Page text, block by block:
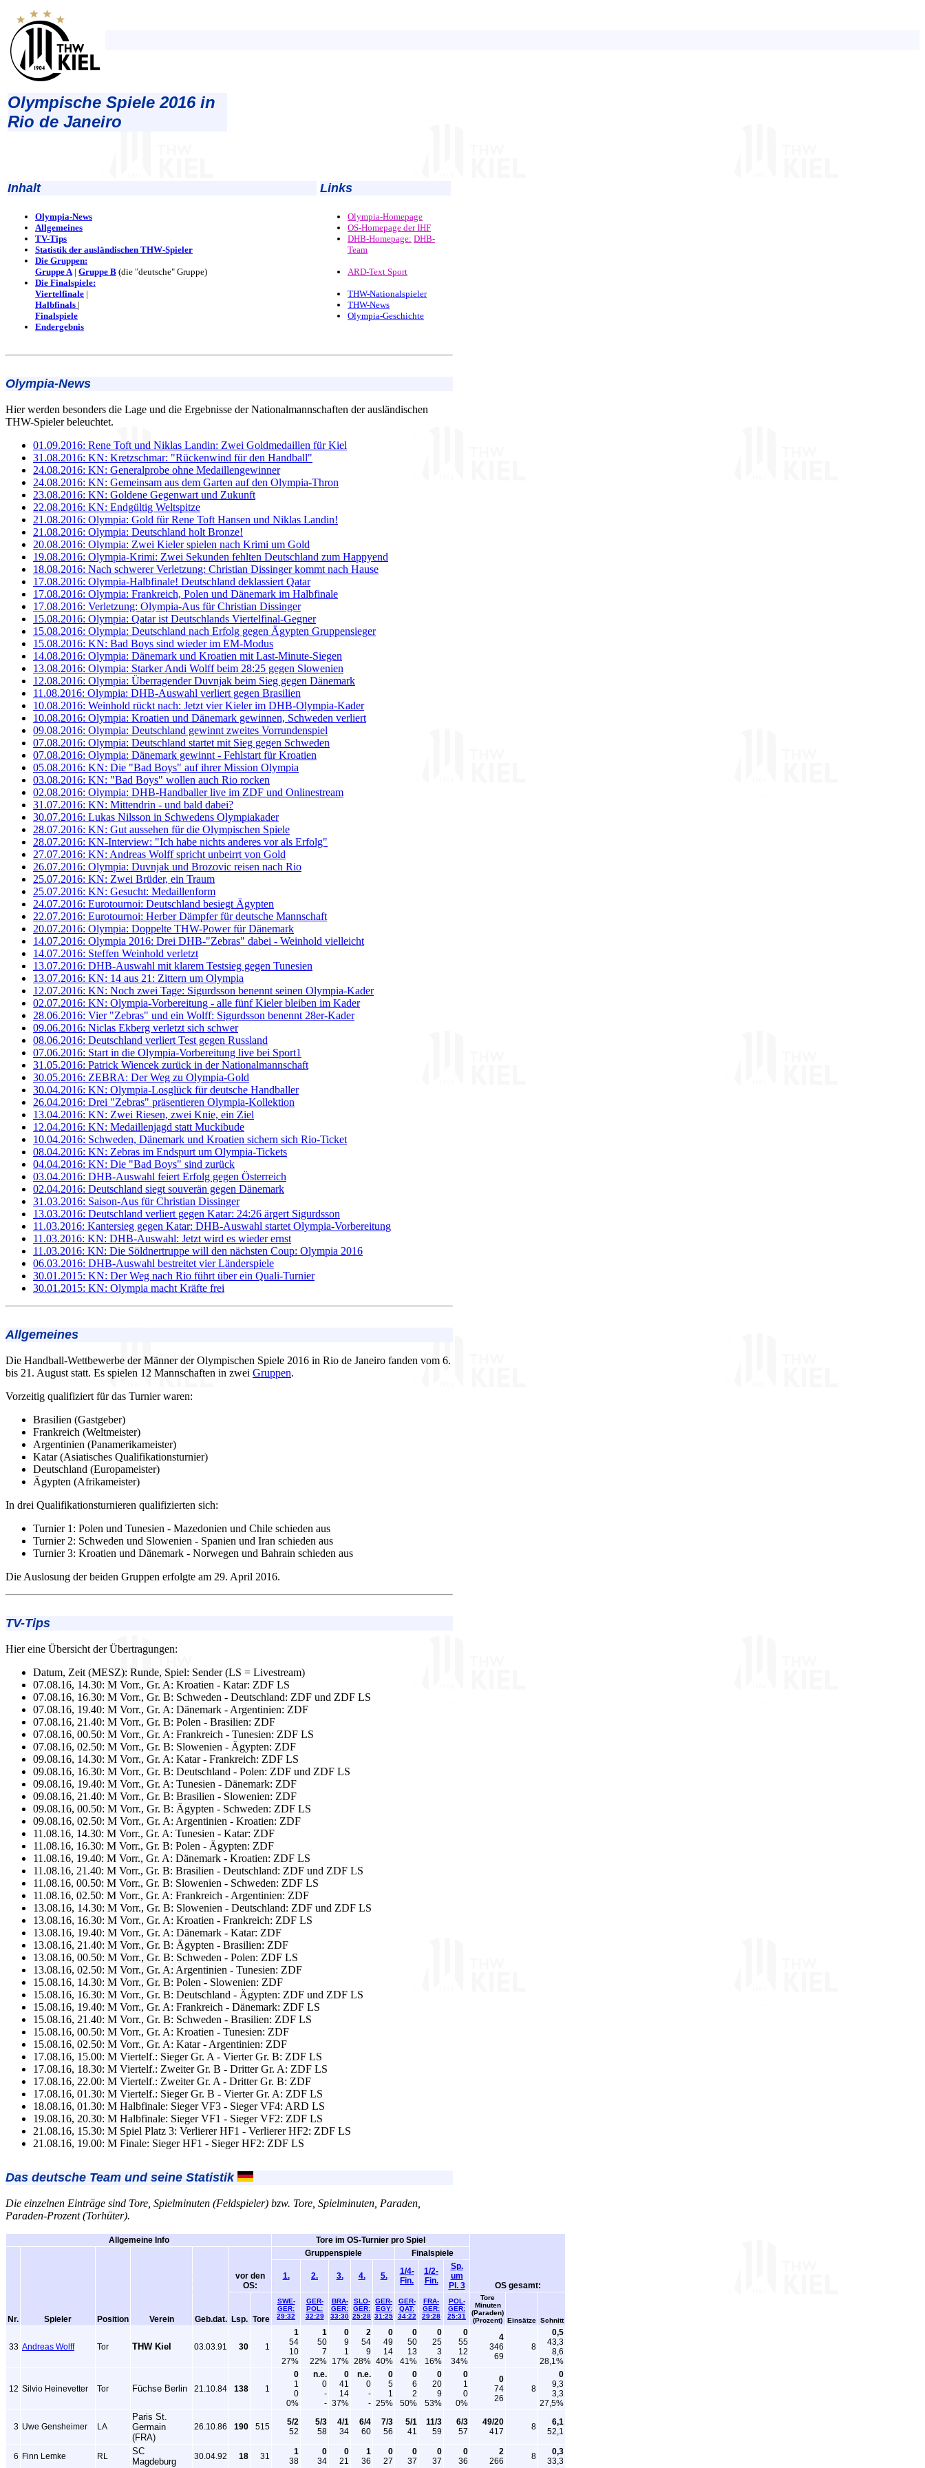
Olympische Spiele 2016 in
Rio de Janeiro
Inhalt Links
Olympia-News
Allgemeines
TV-Tips
Statistik der ausländischen THW-Spieler
Die Gruppen:
Gruppe A| Gruppe B (die "deutsche" Gruppe)
Die Finalspiele:
Viertelfinale |
Halbfinals |
Finalspiele
Endergebnis
Olympia-Homepage
OS-Homepage der IHF
DHB-Homepage: DHB-
Team
ARD-Text Sport
THW-Nationalspieler
THW-News
Olympia-Geschichte
Olympia-News
Hier werden besonders die Lage und die Ergebnisse der Nationalmannschaften der ausländischen
THW-Spieler beleuchtet.
01.09.2016: Rene Toft und Niklas Landin: Zwei Goldmedaillen für Kiel
31.08.2016: KN: Kretzschmar: "Rückenwind für den Handball"
24.08.2016: KN: Generalprobe ohne Medaillengewinner
24.08.2016: KN: Gemeinsam aus dem Garten auf den Olympia-Thron
23.08.2016: KN: Goldene Gegenwart und Zukunft
22.08.2016: KN: Endgültig Weltspitze
21.08.2016: Olympia: Gold für Rene Toft Hansen und Niklas Landin!
21.08.2016: Olympia: Deutschland holt Bronze!
20.08.2016: Olympia: Zwei Kieler spielen nach Krimi um Gold
19.08.2016: Olympia-Krimi: Zwei Sekunden fehlten Deutschland zum Happyend
18.08.2016: Nach schwerer Verletzung: Christian Dissinger kommt nach Hause
17.08.2016: Olympia-Halbfinale! Deutschland deklassiert Qatar
17.08.2016: Olympia: Frankreich, Polen und Dänemark im Halbfinale
17.08.2016: Verletzung: Olympia-Aus für Christian Dissinger
15.08.2016: Olympia: Qatar ist Deutschlands Viertelfinal-Gegner
15.08.2016: Olympia: Deutschland nach Erfolg gegen Ägypten Gruppensieger
15.08.2016: KN: Bad Boys sind wieder im EM-Modus
14.08.2016: Olympia: Dänemark und Kroatien mit Last-Minute-Siegen
13.08.2016: Olympia: Starker Andi Wolff beim 28:25 gegen Slowenien
12.08.2016: Olympia: Überragender Duvnjak beim Sieg gegen Dänemark
11.08.2016: Olympia: DHB-Auswahl verliert gegen Brasilien
10.08.2016: Weinhold rückt nach: Jetzt vier Kieler im DHB-Olympia-Kader
10.08.2016: Olympia: Kroatien und Dänemark gewinnen, Schweden verliert
09.08.2016: Olympia: Deutschland gewinnt zweites Vorrundenspiel
07.08.2016: Olympia: Deutschland startet mit Sieg gegen Schweden
07.08.2016: Olympia: Dänemark gewinnt - Fehlstart für Kroatien
05.08.2016: KN: Die "Bad Boys" auf ihrer Mission Olympia
03.08.2016: KN: "Bad Boys" wollen auch Rio rocken
02.08.2016: Olympia: DHB-Handballer live im ZDF und Onlinestream
31.07.2016: KN: Mittendrin - und bald dabei?
30.07.2016: Lukas Nilsson in Schwedens Olympiakader
28.07.2016: KN: Gut aussehen für die Olympischen Spiele
28.07.2016: KN-Interview: "Ich habe nichts anderes vor als Erfolg"
27.07.2016: KN: Andreas Wolff spricht unbeirrt von Gold
26.07.2016: Olympia: Duvnjak und Brozovic reisen nach Rio
25.07.2016: KN: Zwei Brüder, ein Traum
25.07.2016: KN: Gesucht: Medaillenform
24.07.2016: Eurotournoi: Deutschland besiegt Ägypten
22.07.2016: Eurotournoi: Herber Dämpfer für deutsche Mannschaft
20.07.2016: Olympia: Doppelte THW-Power für Dänemark
14.07.2016: Olympia 2016: Drei DHB-"Zebras" dabei - Weinhold vielleicht
14.07.2016: Steffen Weinhold verletzt
13.07.2016: DHB-Auswahl mit klarem Testsieg gegen Tunesien
13.07.2016: KN: 14 aus 21: Zittern um Olympia
12.07.2016: KN: Noch zwei Tage: Sigurdsson benennt seinen Olympia-Kader
02.07.2016: KN: Olympia-Vorbereitung - alle fünf Kieler bleiben im Kader
28.06.2016: Vier "Zebras" und ein Wolff: Sigurdsson benennt 28er-Kader
09.06.2016: Niclas Ekberg verletzt sich schwer
08.06.2016: Deutschland verliert Test gegen Russland
07.06.2016: Start in die Olympia-Vorbereitung live bei Sport1
31.05.2016: Patrick Wiencek zurück in der Nationalmannschaft
30.05.2016: ZEBRA: Der Weg zu Olympia-Gold
30.04.2016: KN: Olympia-Losglück für deutsche Handballer
26.04.2016: Drei "Zebras" präsentieren Olympia-Kollektion
13.04.2016: KN: Zwei Riesen, zwei Knie, ein Ziel
12.04.2016: KN: Medaillenjagd statt Muckibude
10.04.2016: Schweden, Dänemark und Kroatien sichern sich Rio-Ticket
08.04.2016: KN: Zebras im Endspurt um Olympia-Tickets
04.04.2016: KN: Die "Bad Boys" sind zurück
03.04.2016: DHB-Auswahl feiert Erfolg gegen Österreich
02.04.2016: Deutschland siegt souverän gegen Dänemark
31.03.2016: Saison-Aus für Christian Dissinger
13.03.2016: Deutschland verliert gegen Katar: 24:26 ärgert Sigurdsson
11.03.2016: Kantersieg gegen Katar: DHB-Auswahl startet Olympia-Vorbereitung
11.03.2016: KN: DHB-Auswahl: Jetzt wird es wieder ernst
11.03.2016: KN: Die Söldnertruppe will den nächsten Coup: Olympia 2016
06.03.2016: DHB-Auswahl bestreitet vier Länderspiele
30.01.2015: KN: Der Weg nach Rio führt über ein Quali-Turnier
30.01.2015: KN: Olympia macht Kräfte frei
Allgemeines
Die Handball-Wettbewerbe der Männer der Olympischen Spiele 2016 in Rio de Janeiro fanden vom 6.
bis 21. August statt. Es spielen 12 Mannschaften in zwei Gruppen.
Vorzeitig qualifiziert für das Turnier waren:
Brasilien (Gastgeber)
Frankreich (Weltmeister)
Argentinien (Panamerikameister)
Katar (Asiatisches Qualifikationsturnier)
Deutschland (Europameister)
Ägypten (Afrikameister)
In drei Qualifikationsturnieren qualifizierten sich:
Turnier 1: Polen und Tunesien - Mazedonien und Chile schieden aus
Turnier 2: Schweden und Slowenien - Spanien und Iran schieden aus
Turnier 3: Kroatien und Dänemark - Norwegen und Bahrain schieden aus
Die Auslosung der beiden Gruppen erfolgte am 29. April 2016.
TV-Tips
Hier eine Übersicht der Übertragungen:
Datum, Zeit (MESZ): Runde, Spiel: Sender (LS = Livestream)
07.08.16, 14.30: M Vorr., Gr. A: Kroatien - Katar: ZDF LS
07.08.16, 16.30: M Vorr., Gr. B: Schweden - Deutschland: ZDF und ZDF LS
07.08.16, 19.40: M Vorr., Gr. A: Dänemark - Argentinien: ZDF
07.08.16, 21.40: M Vorr., Gr. B: Polen - Brasilien: ZDF
07.08.16, 00.50: M Vorr., Gr. A: Frankreich - Tunesien: ZDF LS
07.08.16, 02.50: M Vorr., Gr. B: Slowenien - Ägypten: ZDF
09.08.16, 14.30: M Vorr., Gr. A: Katar - Frankreich: ZDF LS
09.08.16, 16.30: M Vorr., Gr. B: Deutschland - Polen: ZDF und ZDF LS
09.08.16, 19.40: M Vorr., Gr. A: Tunesien - Dänemark: ZDF
09.08.16, 21.40: M Vorr., Gr. B: Brasilien - Slowenien: ZDF
09.08.16, 00.50: M Vorr., Gr. B: Ägypten - Schweden: ZDF LS
09.08.16, 02.50: M Vorr., Gr. A: Argentinien - Kroatien: ZDF
11.08.16, 14.30: M Vorr., Gr. A: Tunesien - Katar: ZDF
11.08.16, 16.30: M Vorr., Gr. B: Polen - Ägypten: ZDF
11.08.16, 19.40: M Vorr., Gr. A: Dänemark - Kroatien: ZDF LS
11.08.16, 21.40: M Vorr., Gr. B: Brasilien - Deutschland: ZDF und ZDF LS
11.08.16, 00.50: M Vorr., Gr. B: Slowenien - Schweden: ZDF LS
11.08.16, 02.50: M Vorr., Gr. A: Frankreich - Argentinien: ZDF
13.08.16, 14.30: M Vorr., Gr. B: Slowenien - Deutschland: ZDF und ZDF LS
13.08.16, 16.30: M Vorr., Gr. A: Kroatien - Frankreich: ZDF LS
13.08.16, 19.40: M Vorr., Gr. A: Dänemark - Katar: ZDF
13.08.16, 21.40: M Vorr., Gr. B: Ägypten - Brasilien: ZDF
13.08.16, 00.50: M Vorr., Gr. B: Schweden - Polen: ZDF LS
13.08.16, 02.50: M Vorr., Gr. A: Argentinien - Tunesien: ZDF
15.08.16, 14.30: M Vorr., Gr. B: Polen - Slowenien: ZDF
15.08.16, 16.30: M Vorr., Gr. B: Deutschland - Ägypten: ZDF und ZDF LS
15.08.16, 19.40: M Vorr., Gr. A: Frankreich - Dänemark: ZDF LS
15.08.16, 21.40: M Vorr., Gr. B: Schweden - Brasilien: ZDF LS
15.08.16, 00.50: M Vorr., Gr. A: Kroatien - Tunesien: ZDF
15.08.16, 02.50: M Vorr., Gr. A: Katar - Argentinien: ZDF
17.08.16, 15.00: M Viertelf.: Sieger Gr. A - Vierter Gr. B: ZDF LS
17.08.16, 18.30: M Viertelf.: Zweiter Gr. B - Dritter Gr. A: ZDF LS
17.08.16, 22.00: M Viertelf.: Zweiter Gr. A - Dritter Gr. B: ZDF
17.08.16, 01.30: M Viertelf.: Sieger Gr. B - Vierter Gr. A: ZDF LS
18.08.16, 01.30: M Halbfinale: Sieger VF3 - Sieger VF4: ARD LS
19.08.16, 20.30: M Halbfinale: Sieger VF1 - Sieger VF2: ZDF LS
21.08.16, 15.30: M Spiel Platz 3: Verlierer HF1 - Verlierer HF2: ZDF LS
21.08.16, 19.00: M Finale: Sieger HF1 - Sieger HF2: ZDF LS
Das deutsche Team und seine Statistik
Die einzelnen Einträge sind Tore, Spielminuten (Feldspieler) bzw. Tore, Spielminuten, Paraden,
Paraden-Prozent (Torhüter).
Allgemeine Info Tore im OS-Turnier pro Spiel
OS gesamt:
Nr. Spieler Position Verein Geb.dat.
vor den
OS:
Gruppenspiele Finalspiele
1. 2. 3. 4. 5.
1/4-
Fin.
1/2-
Fin.
Sp.
um
Pl. 3
Lsp. Tore
SWE-
GER:
29:32
GER-
POL:
32:29
BRA-
GER:
33:30
SLO-
GER:
25:28
GER-
EGY:
31:25
GER-
QAT:
34:22
FRA-
GER:
29:28
POL-
GER:
25:31
Tore
Minuten
(Paraden)
(Prozent)
Einsätze Schnitt
33 Andreas Wolff Tor THW Kiel 03.03.91 30 1
1
54
10
27%
1
50
7
22%
0
9
1
17%
2
54
9
28%
0
49
14
40%
0
50
13
41%
0
25
3
16%
0
55
12
34%
4
346
69
8
0,5
43,3
8,6
28,1%
12 Silvio Heinevetter Tor Füchse Berlin 21.10.84 138 1
0
1
0
0%
n.e.
0
-
-
0
41
14
37%
n.e.
0
-
-
0
5
1
25%
0
6
2
50%
0
20
9
53%
0
1
0
0%
0
74
26
8
0
9,3
3,3
27,5%
3 Uwe Gensheimer LA
Paris St.
Germain
(FRA)
26.10.86 190 515
5/2
52
5/3
58
4/1
34
6/4
60
7/3
56
5/1
41
11/3
59
6/3
57
49/20
417
8
6,1
52,1
6 Finn Lemke RL
SC
Magdeburg
30.04.92 18 31
1
38
0
34
0
21
1
36
0
27
0
37
0
37
0
36
2
266
8
0,3
33,3